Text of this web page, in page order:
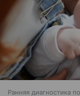
Ранняя диагностика